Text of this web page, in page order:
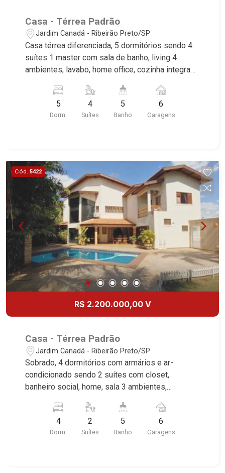
Casa - Térrea Padrão
Jardim Canadá - Ribeirão Preto/SP
Casa térrea diferenciada, 5 dormitórios sendo 4
suítes 1 master com sala de banho, living 4
ambientes, lavabo, home office, cozinha integrada
completo com churrasqueira elétrica, forno a
lenha, vestiário, balcão bar, balcão refrigerado,
chopeira elétrica, piscina aquecida com raia e
6 vagas, excelente localização, próximo ao
Ribeirão Shopping. Martinelli Imobiliária,
referência no mercado imobiliário desde 2000.
Especialistas em Venda e Locação! Avenida
João Fiúsa, 1051 - Alto da Boa Vista | Ribeirão
Preto.
5
Dorm.
4
Suítes
5
Banho
6
Garagens
Cód. 5422
R$ 2.200.000,00 V
Casa - Térrea Padrão
Jardim Canadá - Ribeirão Preto/SP
Sobrado, 4 dormitórios com armários e ar-
condicionado sendo 2 suítes com closet,
banheiro social, home, sala 3 ambientes,
planejadas, dormitório de serviço, varanda
gourmet com churrasqueira e piscina, vestiário,
quintal, corredor lateral, jardim, cerca elétrica, 6
4
Dorm.
2
Suítes
5
Banho
6
Garagens